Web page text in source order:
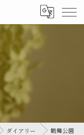
ダイアリー 鶴舞公園